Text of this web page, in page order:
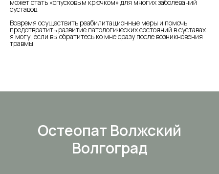
может стать «спусковым крючком» для многих заболеваний
суставов.
⠀
Вовремя осуществить реабилитационные меры и помочь
предотвратить развитие патологических состояний в суставах
я могу, если вы обратитесь ко мне сразу после возникновения
травмы. ⠀
Остеопат Волжский
Волгоград